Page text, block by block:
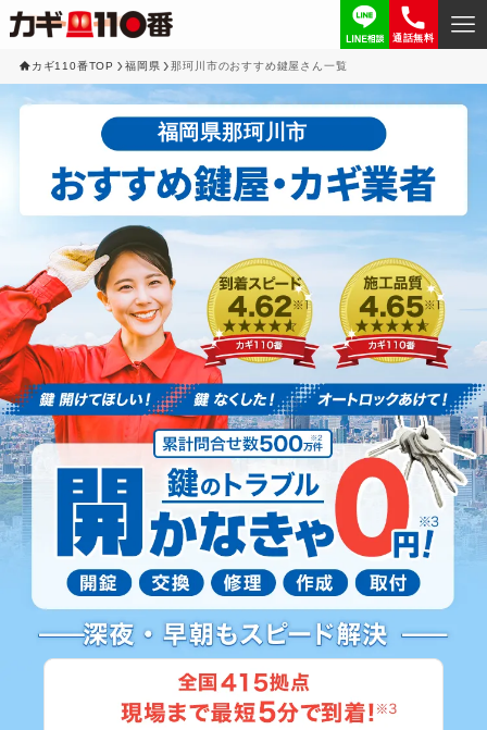
通話無料
カギ110番TOP 福岡県 那珂川市のおすすめ鍵屋さん一覧
福岡県那珂川市